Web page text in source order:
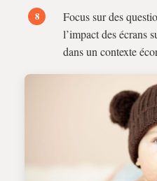
Focus sur des
l’impact des écrans
dans un contexte